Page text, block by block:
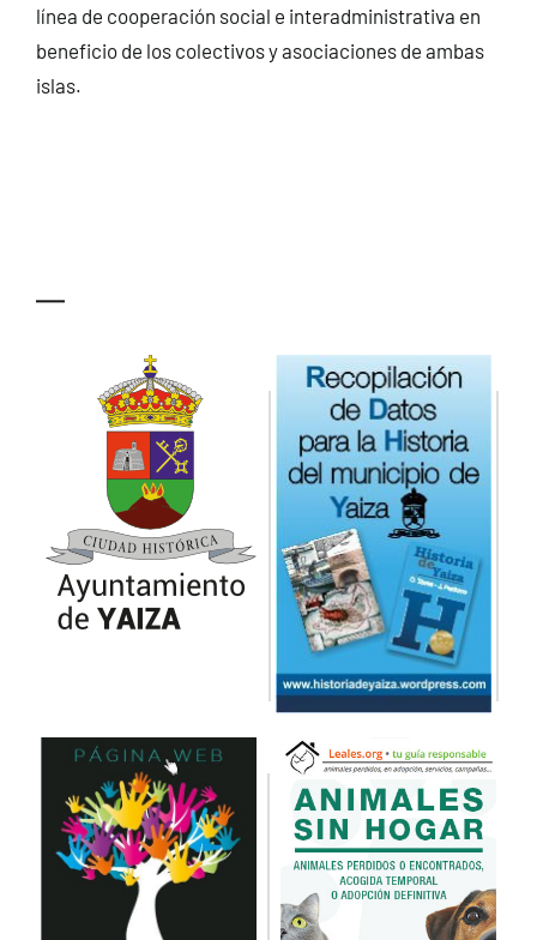
línea de cooperación social e interadministrativa en
beneficio de los colectivos y asociaciones de ambas
islas.
—